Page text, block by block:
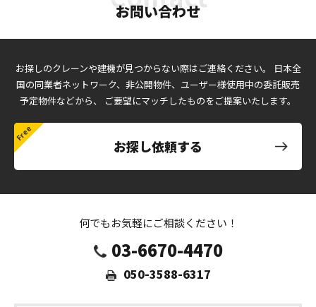
お問い合わせ
お探しのクレーンや建機が見つからない際はご連絡ください。
日本全
国の同業者ネットワーク、非公開物件、ユーザー様使用中の委託販売
予定物件などから、
ご要望にマッチしたものをご提案いたします。
お探し依頼する
何でもお気軽にご相談ください！
03-6670-4470
050-3588-6317